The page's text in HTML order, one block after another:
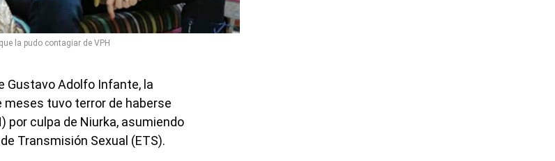
la pudo contagiar de VPH
Gustavo Adolfo Infante, la
tuvo terror de haberse
por culpa de Niurka, asumiendo
Transmisión Sexual (ETS).